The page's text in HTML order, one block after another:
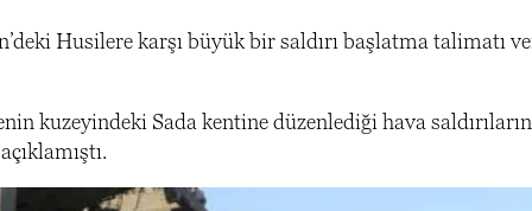
Husilere karşı büyük bir saldırı başlatma talimatı
kuzeyindeki Sada kentine düzenlediği hava